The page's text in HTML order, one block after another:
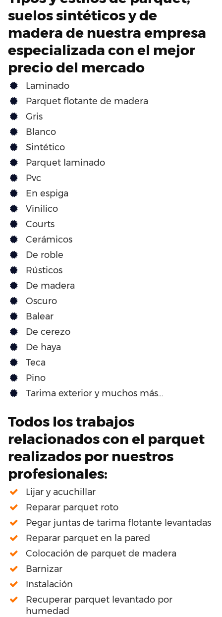
suelos sintéticos y de
madera de nuestra empresa
especializada con el mejor
precio del mercado
Laminado
Parquet flotante de madera
Gris
Blanco
Sintético
Parquet laminado
Pvc
En espiga
Vinilico
Courts
Cerámicos
De roble
Rústicos
De madera
Oscuro
Balear
De cerezo
De haya
Teca
Pino
Tarima exterior y muchos más…
Todos los trabajos
relacionados con el parquet
realizados por nuestros
profesionales:
Lijar y acuchillar
Reparar parquet roto
Pegar juntas de tarima flotante levantadas
Reparar parquet en la pared
Colocación de parquet de madera
Barnizar
Instalación
Recuperar parquet levantado por
humedad